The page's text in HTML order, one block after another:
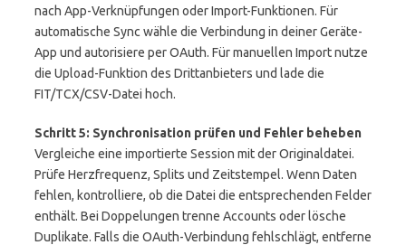
nach App-Verknüpfungen oder Import-Funktionen. Für
automatische Sync wähle die Verbindung in deiner Geräte-
App und autorisiere per OAuth. Für manuellen Import nutze
die Upload-Funktion des Drittanbieters und lade die
FIT/TCX/CSV-Datei hoch.
Schritt 5: Synchronisation prüfen und Fehler beheben
Vergleiche eine importierte Session mit der Originaldatei.
Prüfe Herzfrequenz, Splits und Zeitstempel. Wenn Daten
fehlen, kontrolliere, ob die Datei die entsprechenden Felder
enthält. Bei Doppelungen trenne Accounts oder lösche
Duplikate. Falls die OAuth-Verbindung fehlschlägt, entferne